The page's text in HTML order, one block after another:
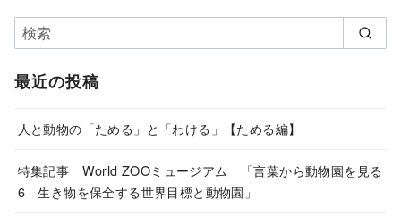
最近の投稿
人と動物の「ためる」と「わける」【ためる編】
特集記事 World ZOOミュージアム 「言葉から動物園を見る
6 生き物を保全する世界目標と動物園」